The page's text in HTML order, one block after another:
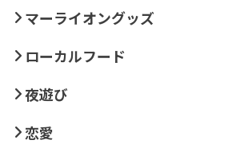
マーライオングッズ
ローカルフード
夜遊び
恋愛